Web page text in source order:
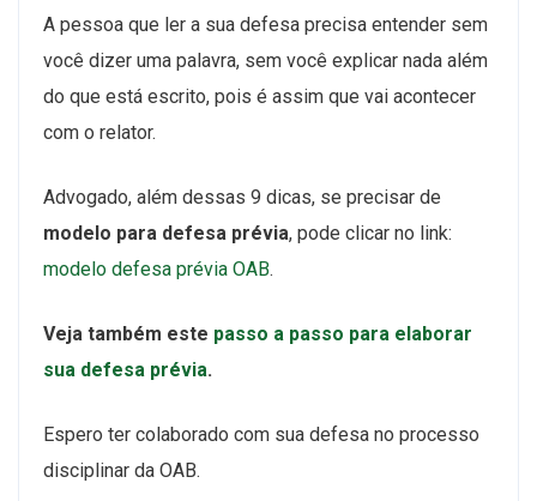
A pessoa que ler a sua defesa precisa entender sem
você dizer uma palavra, sem você explicar nada além
do que está escrito, pois é assim que vai acontecer
com o relator.
Advogado, além dessas 9 dicas, se precisar de
modelo para defesa prévia, pode clicar no link:
modelo defesa prévia OAB.
Veja também este passo a passo para elaborar
sua defesa prévia.
Espero ter colaborado com sua defesa no processo
disciplinar da OAB.